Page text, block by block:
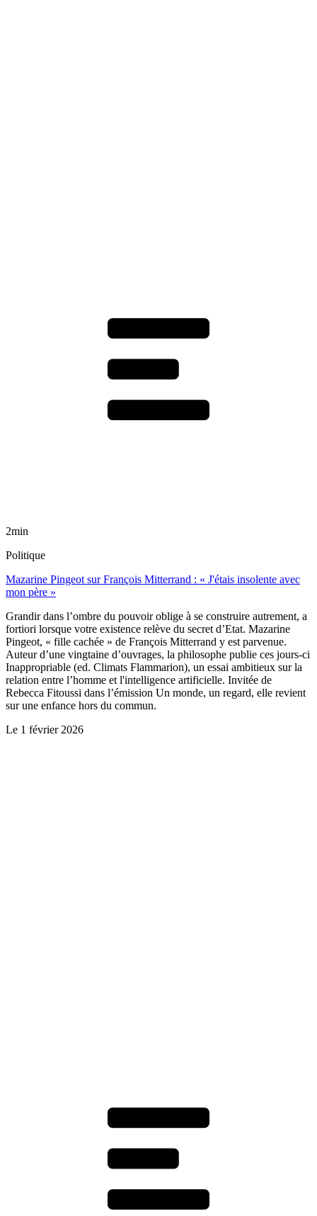
2min
Politique
Mazarine Pingeot sur François Mitterrand : « J'étais insolente avec
mon père »
Grandir dans l’ombre du pouvoir oblige à se construire autrement, a
fortiori lorsque votre existence relève du secret d’Etat. Mazarine
Pingeot, « fille cachée » de François Mitterrand y est parvenue.
Auteur d’une vingtaine d’ouvrages, la philosophe publie ces jours-ci
Inappropriable (ed. Climats Flammarion), un essai ambitieux sur la
relation entre l’homme et l'intelligence artificielle. Invitée de
Rebecca Fitoussi dans l’émission Un monde, un regard, elle revient
sur une enfance hors du commun.
Le 1 février 2026